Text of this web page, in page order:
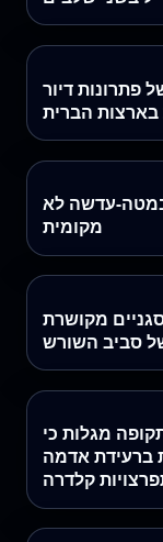
פתרונות דיור
בארצות הברית
במטה-עדשה לא
מקומית
מקושרת
סביב השורש
מגלות כי
ברעידת אדמה
קלדרה